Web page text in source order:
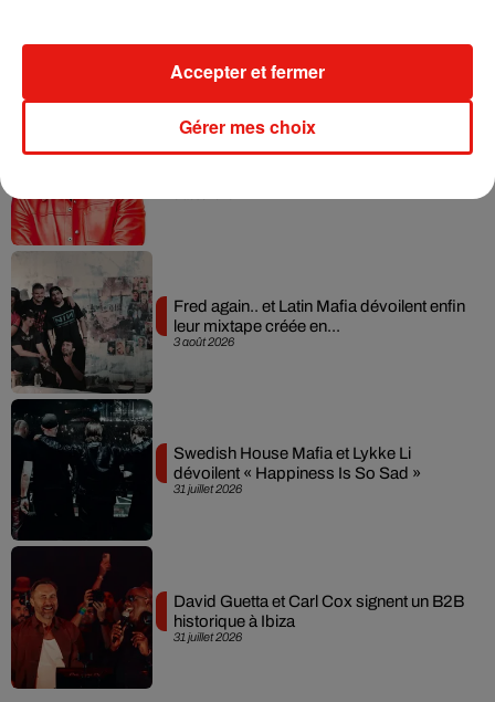
7 août 2026
Il y a 10 ans, DJ Snake changeait de
3 août 2026
Fred again.. et Latin Mafia dévoilent enfin
leur mixtape créée en...
31 juillet 2026
Swedish House Mafia et Lykke Li
dévoilent « Happiness Is So Sad »
31 juillet 2026
David Guetta et Carl Cox signent un B2B
historique à Ibiza
Gérer mes choix
Accepter et fermer